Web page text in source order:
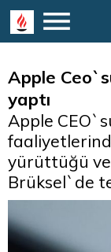
Apple
yaptı
Apple
yürüttüğü
Brüksel`de